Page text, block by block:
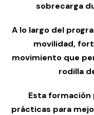
sobrecarga
A lo largo del
movilidad,
movimiento que
rodilla
Esta
prácticas para